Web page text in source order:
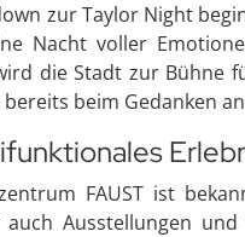
zur Taylor Night
Nacht voller
die Stadt zur Bühne
beim Gedanken
FAUST ist
Ausstellungen